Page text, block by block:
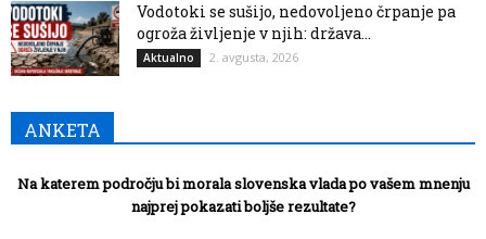
Vodotoki se sušijo, nedovoljeno črpanje pa
ogroža življenje v njih: država...
Aktualno 2. avgusta, 2026
ANKETA
Na katerem področju bi morala slovenska vlada po vašem mnenju
najprej pokazati boljše rezultate?